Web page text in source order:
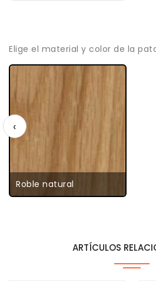
Elige el material y color de la
Roble natural
‹
ARTÍCULOS